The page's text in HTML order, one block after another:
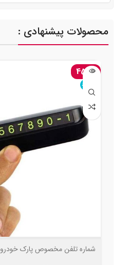
محصولات پیشنهادی :
-45%
ناموجود
شماره تلفن مخصوص پارک خودرو